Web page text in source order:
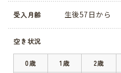
受入月齢 生後57日から
空き状況
0歳 1歳 2歳